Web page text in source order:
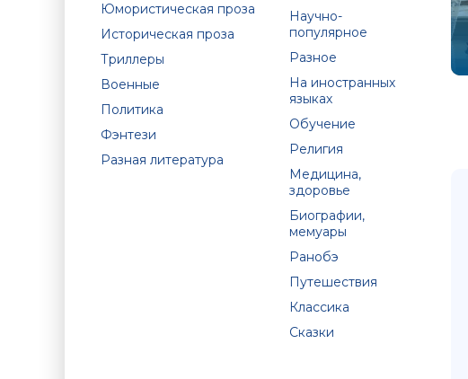
Юмористическая проза
Историческая проза
Триллеры
Военные
Политика
Фэнтези
Разная литература
Научно-
популярное
Разное
На иностранных
языках
Обучение
Религия
Медицина,
здоровье
Биографии,
мемуары
Ранобэ
Путешествия
Классика
Сказки